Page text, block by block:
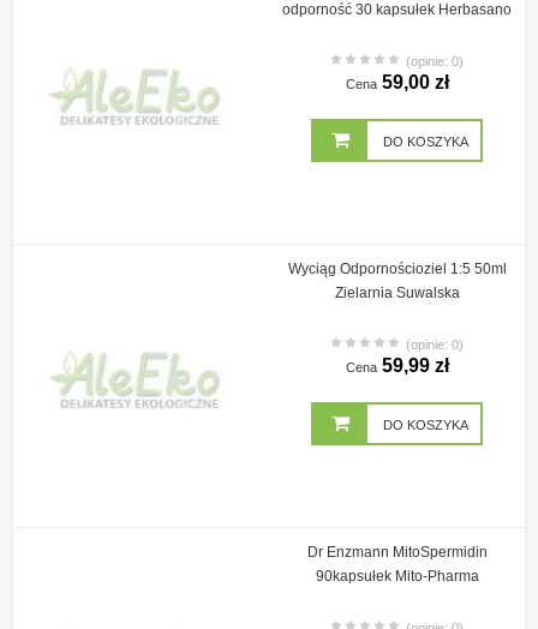
odporność 30 kapsułek Herbasano
(opinie: 0)
Cena 59,00 zł
DO KOSZYKA
Wyciąg Odpornościoziel 1:5 50ml
Zielarnia Suwalska
(opinie: 0)
Cena 59,99 zł
DO KOSZYKA
Dr Enzmann MitoSpermidin
90kapsułek Mito-Pharma